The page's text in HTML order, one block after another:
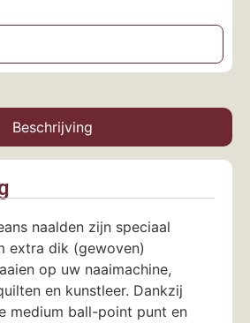
Beschrijving
naalden zijn speciaal
extra dik (gewoven)
op uw naaimachine,
en kunstleer. Dankzij
medium ball-point punt en